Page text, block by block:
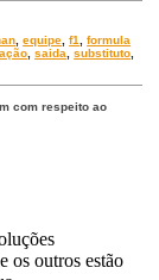
,equipe,f1,formula
,saida,substituto,
com respeito ao